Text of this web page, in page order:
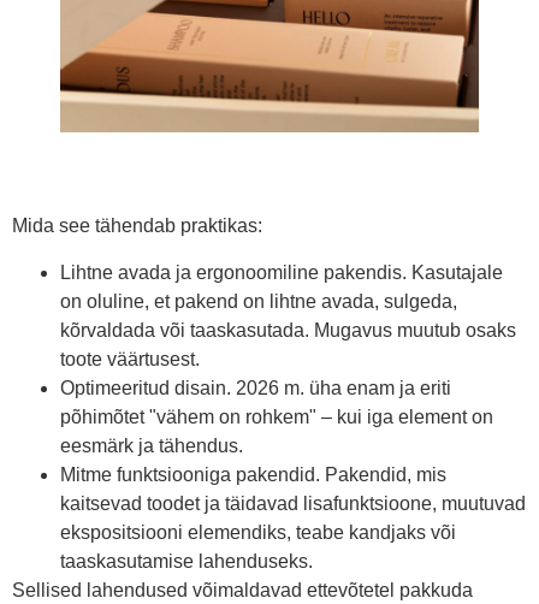
Mida see tähendab praktikas:
Lihtne avada ja ergonoomiline pakendis. Kasutajale
on oluline, et pakend on lihtne avada, sulgeda,
kõrvaldada või taaskasutada. Mugavus muutub osaks
toote väärtusest.
Optimeeritud disain. 2026 m. üha enam ja eriti
põhimõtet "vähem on rohkem" – kui iga element on
eesmärk ja tähendus.
Mitme funktsiooniga pakendid. Pakendid, mis
kaitsevad toodet ja täidavad lisafunktsioone, muutuvad
ekspositsiooni elemendiks, teabe kandjaks või
taaskasutamise lahenduseks.
Sellised lahendused võimaldavad ettevõtetel pakkuda